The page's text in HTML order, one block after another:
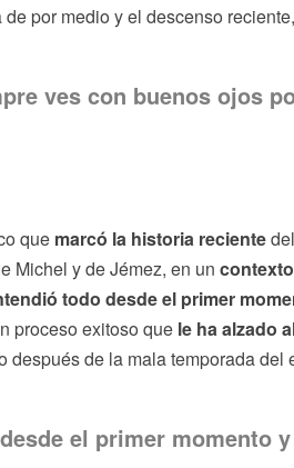
por medio y el descenso
ves con buenos ojos
que marcó la historia reciente
Michel y de Jémez, en un
todo desde el primer
proceso exitoso que le ha alzado
después de la mala temporada del
el primer momento